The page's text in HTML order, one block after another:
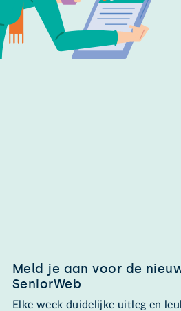
Meld je aan voor de
SeniorWeb
Elke week duidelijke uitleg en